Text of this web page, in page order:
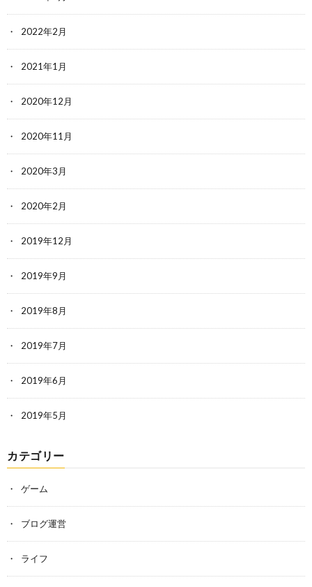
2022年2月
2021年1月
2020年12月
2020年11月
2020年3月
2020年2月
2019年12月
2019年9月
2019年8月
2019年7月
2019年6月
2019年5月
カテゴリー
ゲーム
ブログ運営
ライフ